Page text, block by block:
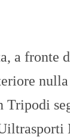
a fronte